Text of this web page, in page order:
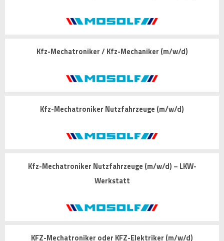
Kfz-Mechatroniker / Kfz-Mechaniker (m/w/d)
Kfz-Mechatroniker Nutzfahrzeuge (m/w/d)
Kfz-Mechatroniker Nutzfahrzeuge (m/w/d) – LKW-
Werkstatt
KFZ-Mechatroniker oder KFZ-Elektriker (m/w/d)